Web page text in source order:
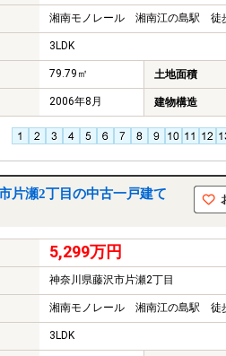
湘南モノレール 湘南江の島駅 徒
3LDK
79.79㎡ 土地面積
2006年8月 建物構造
片瀬2丁目の中古一戸建て
5,299万円
神奈川県藤沢市片瀬2丁目
湘南モノレール 湘南江の島駅 徒
3LDK